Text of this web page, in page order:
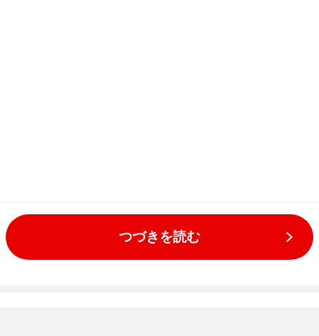
つづきを読む